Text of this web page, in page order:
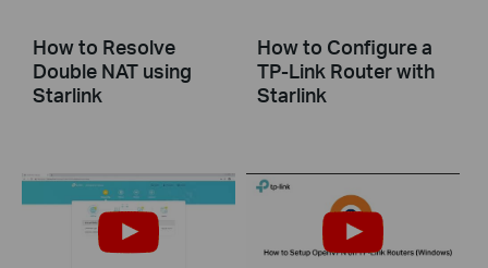
How to Resolve
Double NAT using
Starlink
How to Configure a
TP-Link Router with
Starlink